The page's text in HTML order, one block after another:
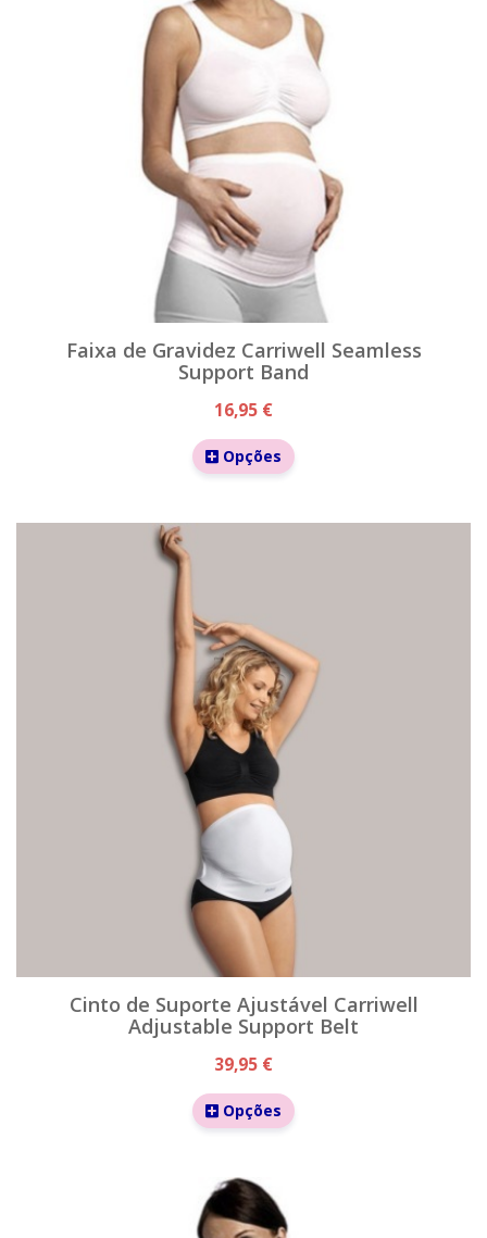
Faixa de Gravidez Carriwell Seamless
Support Band
16,95 €
Opções
Cinto de Suporte Ajustável Carriwell
Adjustable Support Belt
39,95 €
Opções